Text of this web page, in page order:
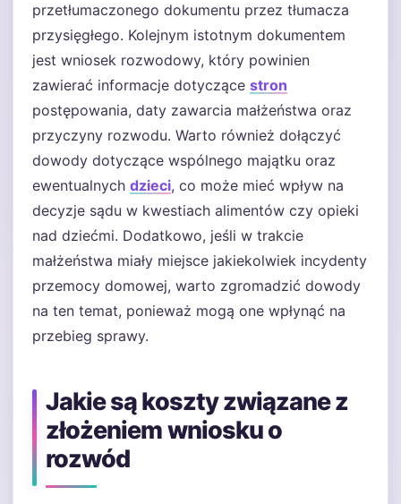
przetłumaczonego dokumentu przez tłumacza
przysięgłego. Kolejnym istotnym dokumentem
jest wniosek rozwodowy, który powinien
zawierać informacje dotyczące stron
postępowania, daty zawarcia małżeństwa oraz
przyczyny rozwodu. Warto również dołączyć
dowody dotyczące wspólnego majątku oraz
ewentualnych dzieci, co może mieć wpływ na
decyzje sądu w kwestiach alimentów czy opieki
nad dziećmi. Dodatkowo, jeśli w trakcie
małżeństwa miały miejsce jakiekolwiek incydenty
przemocy domowej, warto zgromadzić dowody
na ten temat, ponieważ mogą one wpłynąć na
przebieg sprawy.
Jakie są koszty związane z
złożeniem wniosku o
rozwód